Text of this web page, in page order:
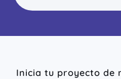
Inicia tu proyecto de